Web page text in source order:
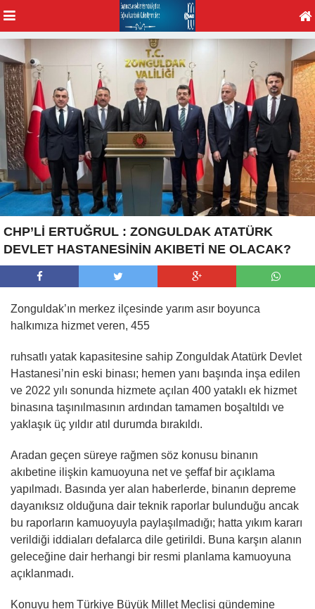
CHP’Lİ ERTUĞRUL : ZONGULDAK ATATÜRK
DEVLET HASTANESİNİN AKIBETİ NE OLACAK?
Zonguldak’ın merkez ilçesinde yarım asır boyunca
halkımıza hizmet veren, 455
ruhsatlı yatak kapasitesine sahip Zonguldak Atatürk Devlet
Hastanesi’nin eski binası; hemen yanı başında inşa edilen
ve 2022 yılı sonunda hizmete açılan 400 yataklı ek hizmet
binasına taşınılmasının ardından tamamen boşaltıldı ve
yaklaşık üç yıldır atıl durumda bırakıldı.
Aradan geçen süreye rağmen söz konusu binanın
akıbetine ilişkin kamuoyuna net ve şeffaf bir açıklama
yapılmadı. Basında yer alan haberlerde, binanın depreme
dayanıksız olduğuna dair teknik raporlar bulunduğu ancak
bu raporların kamuoyuyla paylaşılmadığı; hatta yıkım kararı
verildiği iddiaları defalarca dile getirildi. Buna karşın alanın
geleceğine dair herhangi bir resmi planlama kamuoyuna
açıklanmadı.
Konuyu hem Türkiye Büyük Millet Meclisi gündemine